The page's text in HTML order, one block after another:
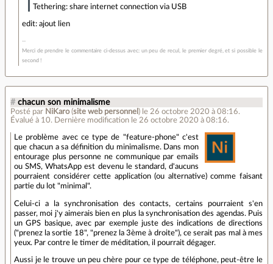
Tethering: share internet connection via USB
edit: ajout lien
Merci de prendre le commentaire ci-dessus avec: un peu de recul, le premier degré, et si possible le
second !
# chacun son minimalisme
Posté par NiKaro(site web personnel ) le 26 octobre 2020 à 08:16.
Évalué à 10. Dernière modification le 26 octobre 2020 à 08:16.
Le problème avec ce type de "feature-phone" c'est
que chacun a sa définition du minimalisme. Dans mon
entourage plus personne ne communique par emails
ou SMS, WhatsApp est devenu le standard, d'aucuns
pourraient considérer cette application (ou alternative) comme faisant
partie du lot "minimal".
Celui-ci a la synchronisation des contacts, certains pourraient s'en
passer, moi j'y aimerais bien en plus la synchronisation des agendas. Puis
un GPS basique, avec par exemple juste des indications de directions
("prenez la sortie 18", "prenez la 3ème à droite"), ce serait pas mal à mes
yeux. Par contre le timer de méditation, il pourrait dégager.
Aussi je le trouve un peu chère pour ce type de téléphone, peut-être le